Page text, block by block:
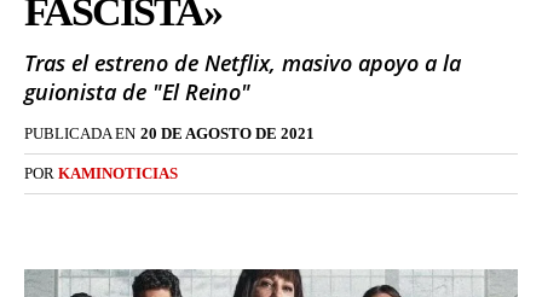
FASCISTA»
Tras el estreno de Netflix, masivo apoyo a la
guionista de "El Reino"
PUBLICADA EN 20 DE AGOSTO DE 2021
POR KAMINOTICIAS